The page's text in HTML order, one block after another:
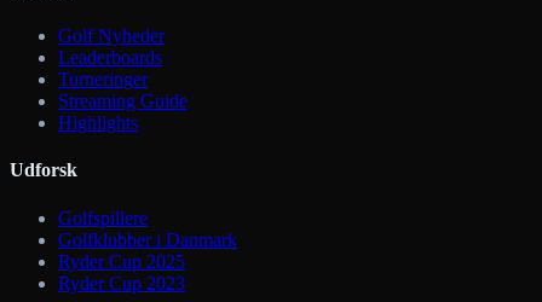
Golf Nyheder
Leaderboards
Turneringer
Streaming Guide
Highlights
Udforsk
Golfspillere
Golfklubber i Danmark
Ryder Cup 2025
Ryder Cup 2023